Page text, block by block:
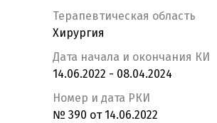
Терапевтическая область
Хирургия
Дата начала и окончания КИ
14.06.2022 - 08.04.2024
Номер и дата РКИ
№ 390 от 14.06.2022